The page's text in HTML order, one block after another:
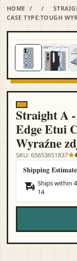
HOME / /
CASE TYPE:TOUGH
Straight A -
Edge Etui
Wyraźne
SKU: 65653651837
Shipping Estimate
Ships within
14